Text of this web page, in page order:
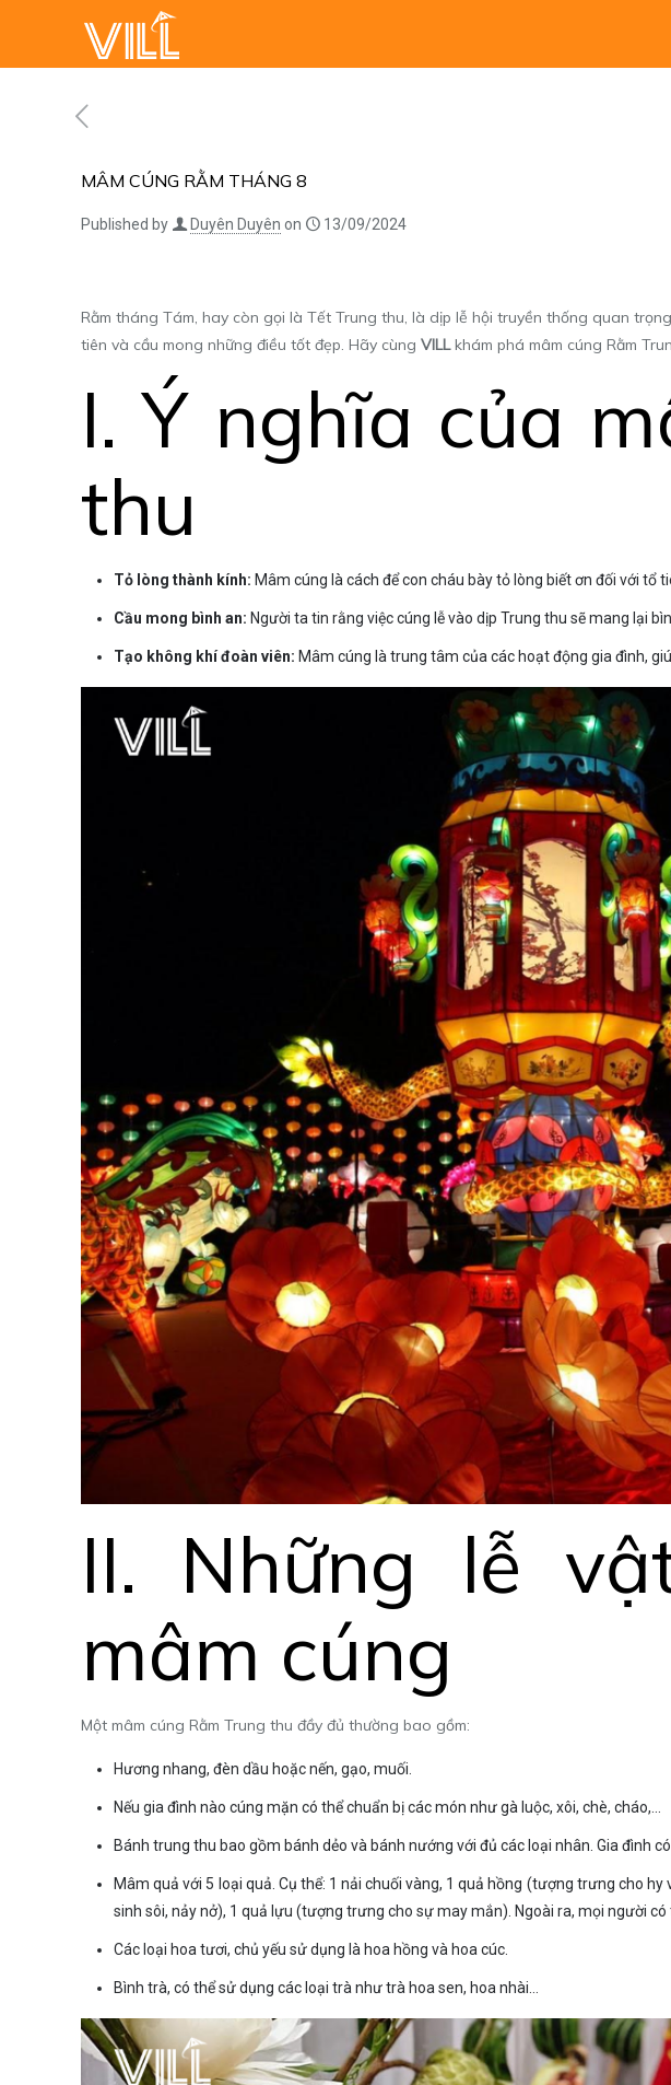
MÂM CÚNG RẰM THÁNG 8
Published by Duyên Duyên on 13/09/2024
Rằm tháng Tám, hay còn gọi là Tết Trung thu, là dịp lễ hội truyền thống quan
tiên và cầu mong những điều tốt đẹp. Hãy cùngVILLkhám phá mâm cúng Rằm
I. Ý nghĩa của
thu
Tỏ lòng thành kính: Mâm cúng là cách để con cháu bày tỏ lòng biết ơn đối với tổ
Cầu mong bình an: Người ta tin rằng việc cúng lễ vào dịp Trung thu sẽ mang lại
Tạo không khí đoàn viên: Mâm cúng là trung tâm của các hoạt động gia đình,
II. Những lễ
mâm cúng
Một mâm cúng Rằm Trung thu đầy đủ thường bao gồm:
Hương nhang, đèn dầu hoặc nến, gạo, muối.
Nếu gia đình nào cúng mặn có thể chuẩn bị các món như gà luộc, xôi, chè, cháo,…
Bánh trung thu bao gồm bánh dẻo và bánh nướng với đủ các loại nhân. Gia đình
Mâm quả với 5 loại quả. Cụ thể: 1 nải chuối vàng, 1 quả hồng (tượng trưng cho
sinh sôi, nảy nở), 1 quả lựu (tượng trưng cho sự may mắn). Ngoài ra, mọi người
Các loại hoa tươi, chủ yếu sử dụng là hoa hồng và hoa cúc.
Bình trà, có thể sử dụng các loại trà như trà hoa sen, hoa nhài…